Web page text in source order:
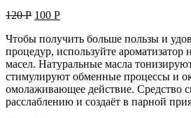
120Р Первоначальная
составляла
120 руб..
100 РТекущая
100 руб..
Чтобы получить больше пользы и
процедур, используйте
масел. Натуральные масла
стимулируют обменные процессы и
омолаживающее действие. Средство
расслаблению и создаёт в парной